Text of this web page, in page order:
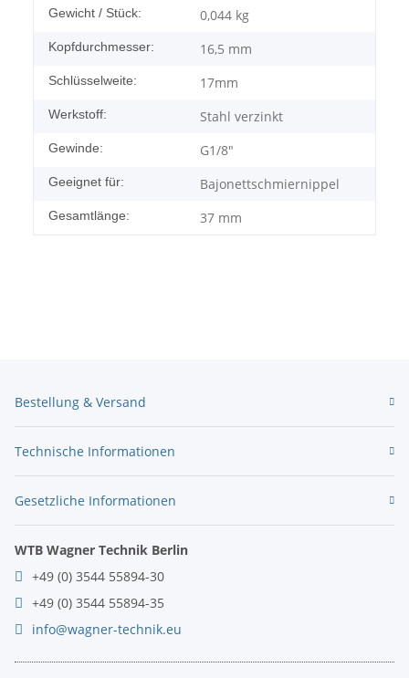
Gewicht / Stück: 0,044 kg
Kopfdurchmesser: 16,5 mm
Schlüsselweite: 17mm
Werkstoff: Stahl verzinkt
Gewinde: G1/8"
Geeignet für: Bajonettschmiernippel
Gesamtlänge: 37 mm
Bestellung & Versand
Technische Informationen
Gesetzliche Informationen
WTB Wagner Technik Berlin
+49 (0) 3544 55894-30
+49 (0) 3544 55894-35
info@wagner-technik.eu